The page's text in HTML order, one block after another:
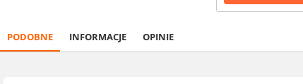
PODOBNE INFORMACJE OPINIE